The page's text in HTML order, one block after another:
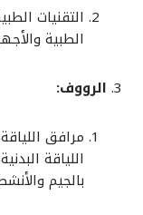
التقنيات
الطبية
الرووف:
مرافق
اللياقة
بالجيم